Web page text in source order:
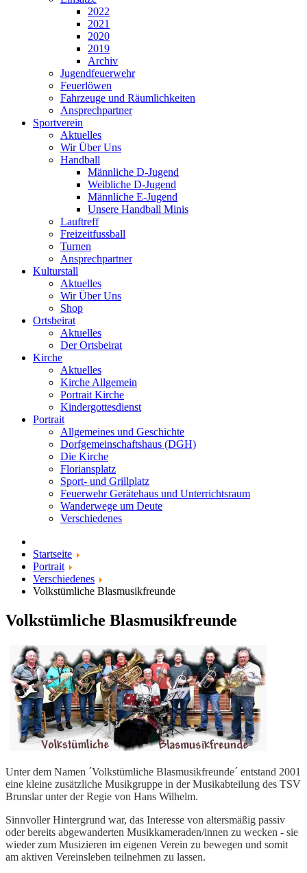
2022
2021
2020
2019
Archiv
Jugendfeuerwehr
Feuerlöwen
Fahrzeuge und Räumlichkeiten
Ansprechpartner
Sportverein
Aktuelles
Wir Über Uns
Handball
Männliche D-Jugend
Weibliche D-Jugend
Männliche E-Jugend
Unsere Handball Minis
Lauftreff
Freizeitfussball
Turnen
Ansprechpartner
Kulturstall
Aktuelles
Wir Über Uns
Shop
Ortsbeirat
Aktuelles
Der Ortsbeirat
Kirche
Aktuelles
Kirche Allgemein
Portrait Kirche
Kindergottesdienst
Portrait
Allgemeines und Geschichte
Dorfgemeinschaftshaus (DGH)
Die Kirche
Floriansplatz
Sport- und Grillplatz
Feuerwehr Gerätehaus und Unterrichtsraum
Wanderwege um Deute
Verschiedenes
Startseite
Portrait
Verschiedenes
Volkstümliche Blasmusikfreunde
Volkstümliche Blasmusikfreunde
Unter dem Namen ´Volkstümliche Blasmusikfreunde´ entstand 2001
eine kleine zusätzliche Musikgruppe in der Musikabteilung des TSV
Brunslar unter der Regie von Hans Wilhelm.
Sinnvoller Hintergrund war, das Interesse von altersmäßig passiv
oder bereits abgewanderten Musikkameraden/innen zu wecken - sie
wieder zum Musizieren im eigenen Verein zu bewegen und somit
am aktiven Vereinsleben teilnehmen zu lassen.